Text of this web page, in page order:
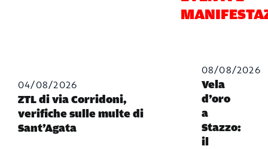
04/08/2026
ZTL di via Corridoni,
verifiche sulle multe di
Sant’Agata
08/08/2026
Vela
d’oro
a
Stazzo:
il